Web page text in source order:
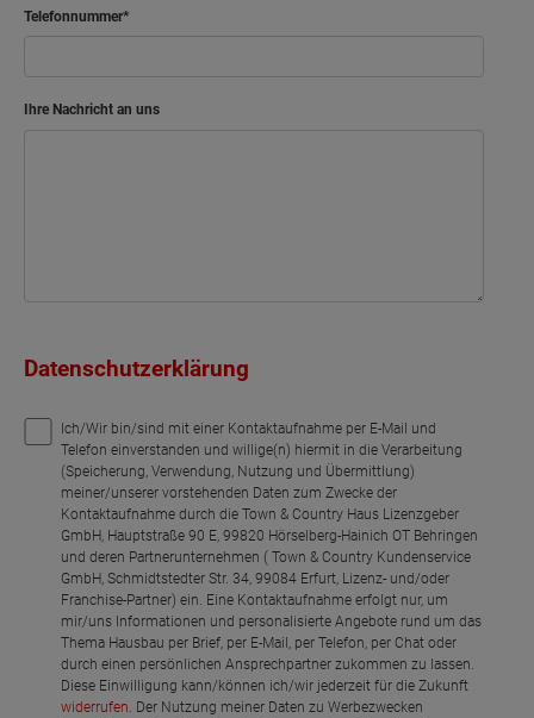
Bad
Flur
Abstellraum
Telefonnummer
Ihre Nachricht an uns
Datenschutzerklärung
Ich/Wir bin/sind mit einer Kontaktaufnahme per E-Mail und
Telefon einverstanden und willige(n) hiermit in die Verarbeitung
(Speicherung, Verwendung, Nutzung und Übermittlung)
meiner/unserer vorstehenden Daten zum Zwecke der
Kontaktaufnahme durch die Town & Country Haus Lizenzgeber
GmbH, Hauptstraße 90 E, 99820 Hörselberg-Hainich OT Behringen
und deren Partnerunternehmen ( Town & Country Kundenservice
GmbH, Schmidtstedter Str. 34, 99084 Erfurt, Lizenz- und/oder
Franchise-Partner) ein. Eine Kontaktaufnahme erfolgt nur, um
mir/uns Informationen und personalisierte Angebote rund um das
Thema Hausbau per Brief, per E-Mail, per Telefon, per Chat oder
durch einen persönlichen Ansprechpartner zukommen zu lassen.
Diese Einwilligung kann/können ich/wir jederzeit für die Zukunft
widerrufen. Der Nutzung meiner Daten zu Werbezwecken